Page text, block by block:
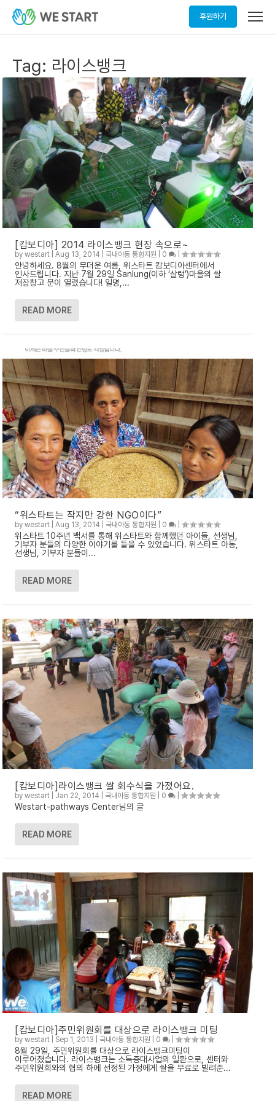
후원하기
메
열
Tag: 라이스뱅크
[캄보디아] 2014 라이스뱅크 현장 속으로~
by westart Aug 13, 2014 국내아동 통합지원 0
안녕하세요. 8월의 무더운 여름, 위스타트 캄보디아센터에서
인사드립니다. 지난 7월 29일 Sanlung(이하 ‘살렁’)마을의 쌀
저장창고 문이 열렸습니다! 일명,...
READ MORE
“위스타트는 작지만 강한 NGO이다”
by westart Aug 13, 2014 국내아동 통합지원 0
위스타트 10주년 백서를 통해 위스타트와 함께했던 아이들, 선생님,
기부자 분들의 다양한 이야기를 들을 수 있었습니다. 위스타트 아동,
선생님, 기부자 분들이...
READ MORE
[캄보디아]라이스뱅크 쌀 회수식을 가졌어요.
by westart Jan 22, 2014 국내아동 통합지원 0
Westart-pathways Center님의 글
READ MORE
[캄보디아]주민위원회를 대상으로 라이스뱅크 미팅
by westart Sep 1, 2013 국내아동 통합지원 0
8월 29일, 주민위원회를 대상으로 라이스뱅크미팅이
이루어졌습니다. 라이스뱅크는 소득증대사업의 일환으로, 센터와
주민위원회와의 협의 하에 선정된 가정에게 쌀을 무료로 빌려준...
READ MORE